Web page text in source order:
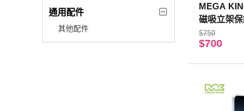
通用配件
其他配件
MEGA
磁吸立架
$750
$700